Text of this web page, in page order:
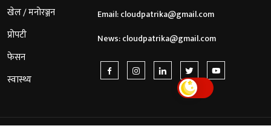
खेल / मनोरञ्जन
प्रोपटी
फेसन
स्वास्थ्य
Email:cloudpatrika@gmail.com
News:cloudpatrika@gmail.com